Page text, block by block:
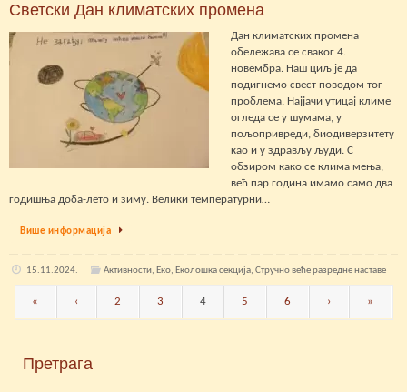
Светски Дан климатских промена
Дан климатских промена
обележава се сваког 4.
новембра. Наш циљ је да
подигнемо свест поводом тог
проблема. Најјачи утицај климе
огледа се у шумама, у
пољопривреди, биодиверзитету
као и у здрављу људи. С
обзиром како се клима мења,
већ пар година имамо само два
годишња доба-лето и зиму. Велики температурни…
Више информација
15.11.2024. Активности,Еко,Еколошка секција,Стручно веће разредне наставе
« ‹ 2 3 4 5 6 › »
Претрага